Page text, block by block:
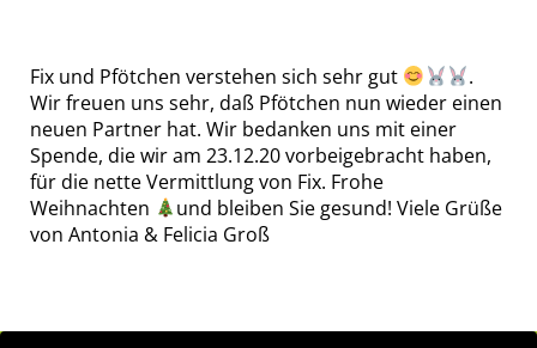
Fix und Pfötchen verstehen sich sehr gut
.
Wir freuen uns sehr, daß Pfötchen nun wieder einen
neuen Partner hat. Wir bedanken uns mit einer
Spende, die wir am 23.12.20 vorbeigebracht haben,
für die nette Vermittlung von Fix. Frohe
Weihnachten
und bleiben Sie gesund! Viele Grüße
von Antonia & Felicia Groß